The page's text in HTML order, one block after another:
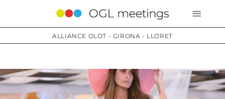
ALLIANCE OLOT - GIRONA - LLORET